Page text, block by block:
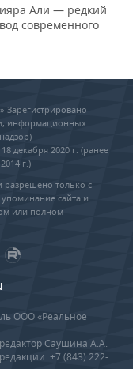
Али — редкий
современного
Зарегистрировано
информационных
–
декабря 2020 г. (ранее
г.)
разрешено только с
сайта и
или полном
ООО «Реальное
Саушина А.А.
+7 (843) 222-